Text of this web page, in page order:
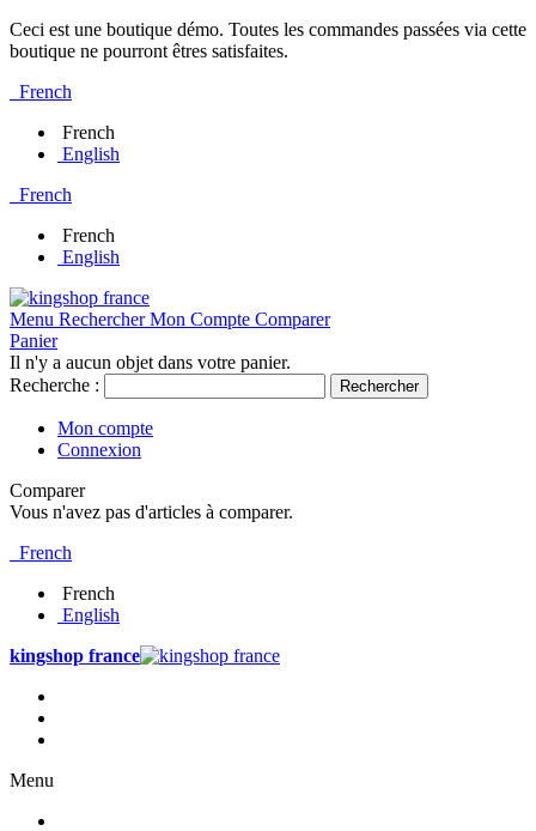
Ceci est une boutique démo. Toutes les commandes passées via cette
boutique ne pourront êtres satisfaites.
French
French
English
French
French
English
Menu Rechercher Mon Compte Comparer
Panier
Il n'y a aucun objet dans votre panier.
Recherche :
Rechercher
Mon compte
Connexion
Comparer
Vous n'avez pas d'articles à comparer.
French
French
English
kingshop france
Menu